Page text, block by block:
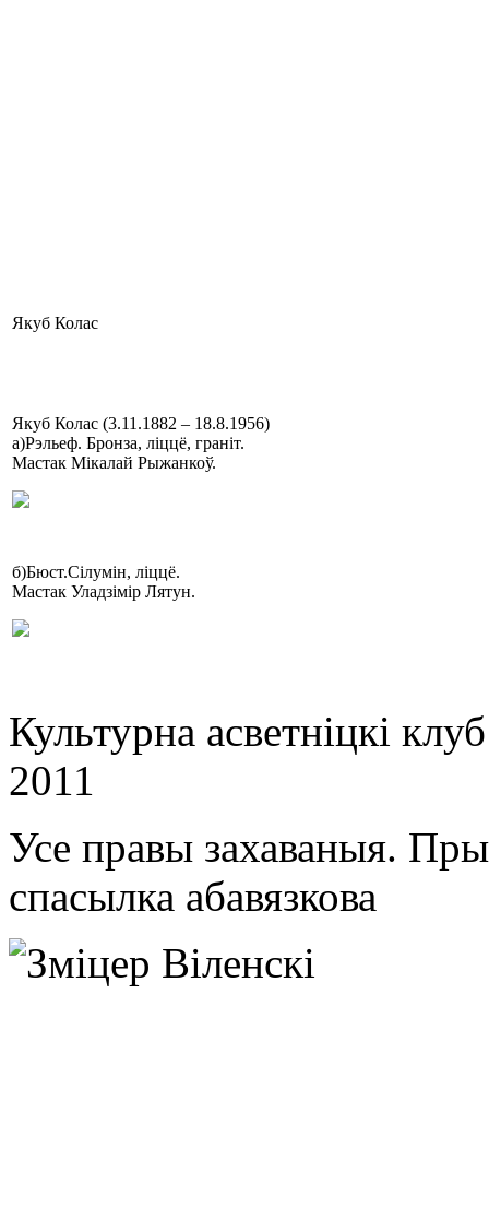
Якуб Колас
Якуб Колас (3.11.1882 – 18.8.1956)
а)Рэльеф. Бронза, ліццё, граніт.
Мастак Мікалай Рыжанкоў.
б)Бюст.Сілумін, ліццё.
Мастак Уладзімір Лятун.
Культурна асветнiцкi
2011
Усе правы захаваныя.
спасылка абавязкова